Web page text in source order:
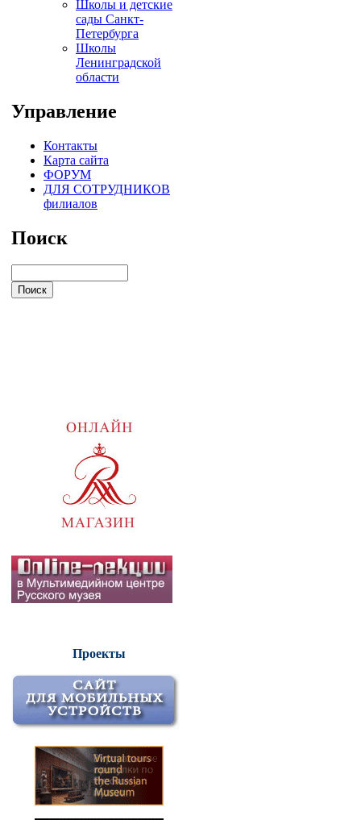
Школы и детские
сады Санкт-
Петербурга
Школы
Ленинградской
области
Управление
Контакты
Карта сайта
ФОРУМ
ДЛЯ СОТРУДНИКОВ
филиалов
Поиск
Проекты